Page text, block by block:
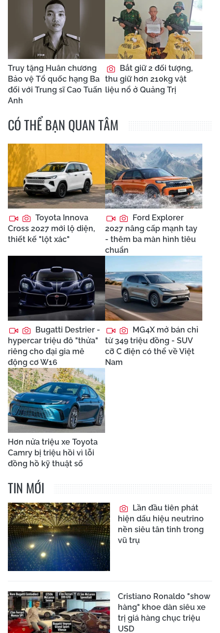
Truy tặng Huân chương
Bảo vệ Tổ quốc hạng Ba
đối với Trung sĩ Cao Tuấn
Anh
Bắt giữ 2 đối tượng,
thu giữ hơn 210kg vật
liệu nổ ở Quảng Trị
CÓ THỂ BẠN QUAN TÂM
Toyota Innova
Cross 2027 mới lộ diện,
thiết kế "lột xác"
Ford Explorer
2027 nâng cấp mạnh tay
- thêm ba màn hình tiêu
chuẩn
Bugatti Destrier -
hypercar triệu đô "thửa"
riêng cho đại gia mê
động cơ W16
MG4X mở bán chỉ
từ 349 triệu đồng - SUV
cỡ C điện có thể về Việt
Nam
Hơn nửa triệu xe Toyota
Camry bị triệu hồi vì lỗi
đồng hồ kỹ thuật số
TIN MỚI
Lần đầu tiên phát
hiện dấu hiệu neutrino
nền siêu tân tinh trong
vũ trụ
Cristiano Ronaldo "show
hàng" khoe dàn siêu xe
trị giá hàng chục triệu
USD